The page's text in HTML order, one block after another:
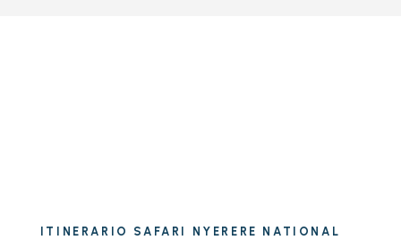
ITINERARIO SAFARI NYERERE NATIONAL